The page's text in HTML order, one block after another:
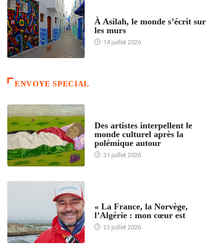
À Asilah, le monde s’écrit sur
les murs
14 juillet 2026
ENVOYE SPECIAL
Des artistes interpellent le
monde culturel après la
polémique autour
31 juillet 2026
« La France, la Norvège,
l’Algérie : mon cœur est
23 juillet 2026